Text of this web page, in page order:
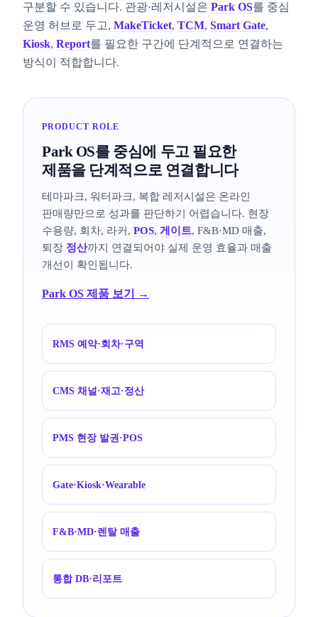
구분할 수 있습니다. 관광·레저시설은 Park OS를 중심
운영 허브로 두고, MakeTicket, TCM, Smart Gate,
Kiosk, Report를 필요한 구간에 단계적으로 연결하는
방식이 적합합니다.
PRODUCT ROLE
Park OS를 중심에 두고 필요한
제품을 단계적으로 연결합니다
테마파크, 워터파크, 복합 레저시설은 온라인
판매량만으로 성과를 판단하기 어렵습니다. 현장
수용량, 회차, 라커, POS, 게이트, F&B·MD 매출,
퇴장 정산까지 연결되어야 실제 운영 효율과 매출
개선이 확인됩니다.
Park OS 제품 보기 →
RMS 예약·회차·구역
CMS 채널·재고·정산
PMS 현장 발권·POS
Gate·Kiosk·Wearable
F&B·MD·렌탈 매출
통합 DB·리포트